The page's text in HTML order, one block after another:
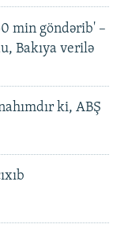
min göndərib' –
Bakıya verilə
ki, ABŞ